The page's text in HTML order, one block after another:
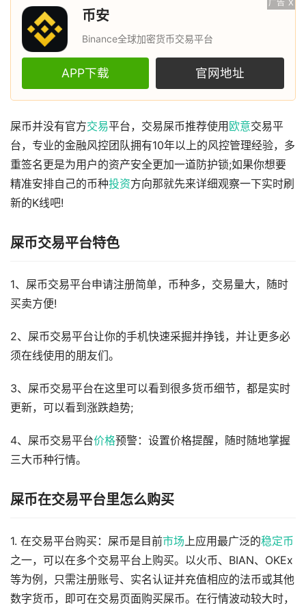
广告 X
币安
Binance全球加密货币交易平台
APP下载 官网地址
屎币并没有官方交易平台，交易屎币推荐使用 欧意交易平
台，专业的金融风控团队拥有10年以上的风控管理经验，多
重签名更是为用户的资产安全更加一道防护锁;如果你想要
精准安排自己的币种投资方向那就先来详细观察一下实时刷
新的K线吧!
屎币交易平台特色
1、屎币交易平台申请注册简单，币种多，交易量大，随时
买卖方便!
2、屎币交易平台让你的手机快速采掘并挣钱，并让更多必
须在线使用的朋友们。
3、屎币交易平台在这里可以看到很多货币细节，都是实时
更新，可以看到涨跌趋势;
4、屎币交易平台价格预警：设置价格提醒，随时随地掌握
三大币种行情。
屎币在交易平台里怎么购买
1. 在交易平台购买：屎币是目前市场 上应用最广泛的稳定币
之一，可以在多个交易平台上购买。以火币、BIAN、OKEx
等为例，只需注册账号、实名认证并充值相应的法币或其他
数字货币，即可在交易页面购买屎币。在行情波动较大时，